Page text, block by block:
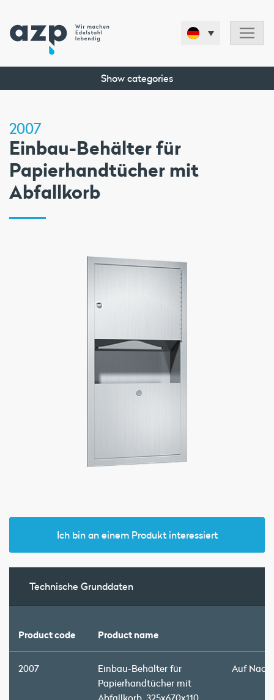
Show categories
2007
Einbau-Behälter für
Papierhandtücher mit
Abfallkorb
Ich bin an einem Produkt interessiert
Technische Grunddaten
Product code Product name
2007
Einbau-Behälter für
Papierhandtücher mit
Abfallkorb, 325x670x110
Auf